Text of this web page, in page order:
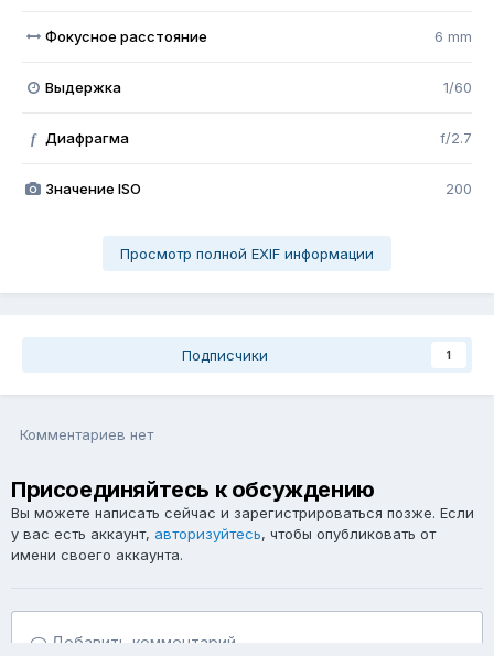
Фокусное расстояние 6 mm
Выдержка 1/60
f Диафрагма f/2.7
Значение ISO 200
Просмотр полной EXIF информации
Подписчики 1
Комментариев нет
Присоединяйтесь к обсуждению
Вы можете написать сейчас и зарегистрироваться позже. Если
у вас есть аккаунт, авторизуйтесь, чтобы опубликовать от
имени своего аккаунта.
Добавить комментарий...